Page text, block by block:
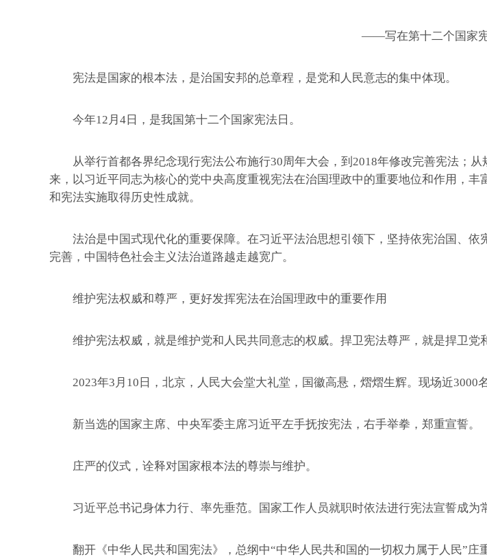
——写在第十二个国家
宪法是国家的根本法，是治国安邦的总章程，是党和人民意志的集中体现。
今年12月4日，是我国第十二个国家宪法日。
从举行首都各界纪念现行宪法公布施行30周年大会，到2018年修改完善宪法；
来，以习近平同志为核心的党中央高度重视宪法在治国理政中的重要地位和作用，
和宪法实施取得历史性成就。
法治是中国式现代化的重要保障。在习近平法治思想引领下，坚持依宪治国、依
完善，中国特色社会主义法治道路越走越宽广。
维护宪法权威和尊严，更好发挥宪法在治国理政中的重要作用
维护宪法权威，就是维护党和人民共同意志的权威。捍卫宪法尊严，就是捍卫党
2023年3月10日，北京，人民大会堂大礼堂，国徽高悬，熠熠生辉。现场近
新当选的国家主席、中央军委主席习近平左手抚按宪法，右手举拳，郑重宣誓。
庄严的仪式，诠释对国家根本法的尊崇与维护。
习近平总书记身体力行、率先垂范。国家工作人员就职时依法进行宪法宣誓成为
翻开《中华人民共和国宪法》，总纲中“中华人民共和国的一切权力属于人民”庄重